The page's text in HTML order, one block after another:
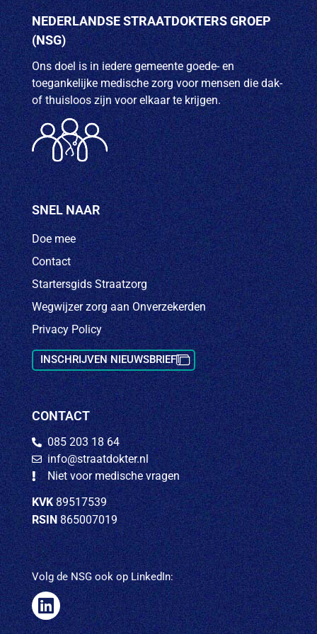
g
a
t
i
e
u
m
.
NEDERLANDSE STRAATDOKTERS GROEP
(NSG)
Ons doel is in iedere gemeente goede- en
toegankelijke medische zorg voor mensen die dak-
of thuisloos zijn voor elkaar te krijgen.
SNEL NAAR
Doe mee
Contact
Startersgids Straatzorg
Wegwijzer zorg aan Onverzekerden
Privacy Policy
INSCHRIJVEN NIEUWSBRIEF
CONTACT
085 203 18 64
info@straatdokter.nl
Niet voor medische vragen
KVK89517539
RSIN865007019
Volg de NSG ook op LinkedIn: